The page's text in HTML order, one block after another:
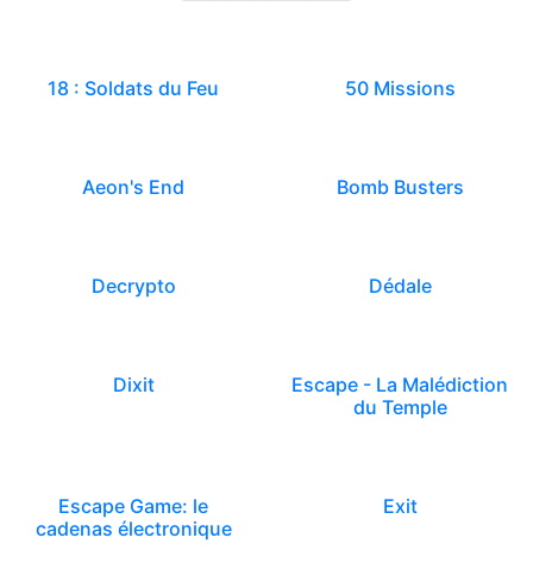
18 : Soldats du Feu 50 Missions
Aeon's End Bomb Busters
Decrypto Dédale
Dixit
Escape - La Malédiction
du Temple
Escape Game: le
cadenas électronique
Exit